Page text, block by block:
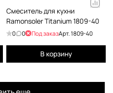
Смеситель для кухни
Ramonsoler Titanium 1809-40
0 0 Под заказАрт.1809-40
В корзину